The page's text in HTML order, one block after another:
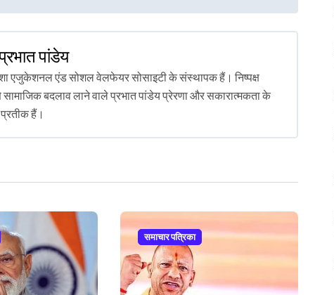
पांडेय
एजुकेशनल एंड सोशल वेलफेयर सोसाइटी के संस्थापक हैं। निष्पक्ष
बदलाव लाने वाले प्रभात पांडेय प्रेरणा और सकारात्मकता के
प्रतीक हैं।
समाचार पत्रिका